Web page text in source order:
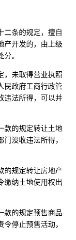
条的规定，擅自
产开发的，由上级
。
未取得营业执照
民政府工商行政管
违法所得，可以并
款的规定转让土地
没收违法所得，
规定转让房地产
缴纳土地使用权出
的规定预售商品
停止预售活动，